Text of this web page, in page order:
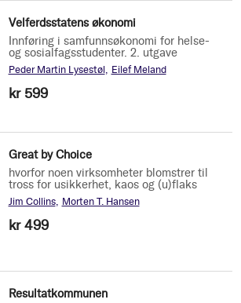
Velferdsstatens økonomi
Innføring i samfunnsøkonomi for helse-
og sosialfagsstudenter. 2. utgave
Peder Martin Lysestøl Eilef Meland
kr 599
Great by Choice
hvorfor noen virksomheter blomstrer til
tross for usikkerhet, kaos og (u)flaks
Jim Collins Morten T. Hansen
kr 499
Resultatkommunen